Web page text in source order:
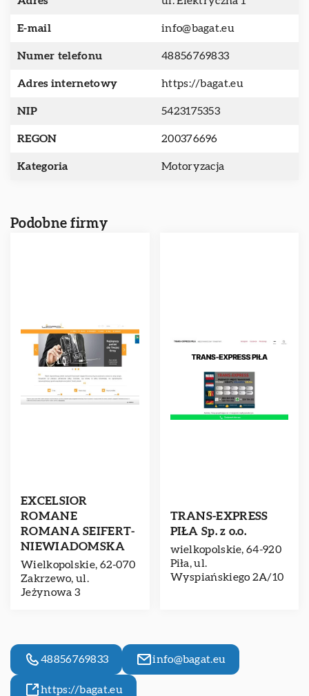
E-mail info@bagat.eu
Numer telefonu 48856769833
Adres internetowy https://bagat.eu
NIP 5423175353
REGON 200376696
Kategoria Motoryzacja
Podobne firmy
EXCELSIOR
ROMANE
ROMANA SEIFERT-
NIEWIADOMSKA
Wielkopolskie, 62-070
Zakrzewo, ul.
Jeżynowa 3
TRANS-EXPRESS
PIŁA Sp. z o.o.
wielkopolskie, 64-920
Piła, ul.
Wyspiańskiego 2A/10
48856769833 info@bagat.eu
https://bagat.eu